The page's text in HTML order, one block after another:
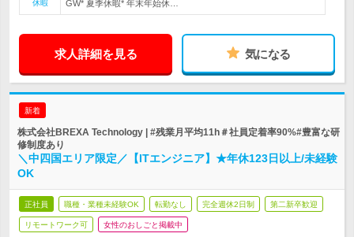
休暇
GW* 夏季休暇* 年末年始休…
求人詳細を見る 気になる
新着
株式会社BREXA Technology | #残業月平均11h＃社員定着率90%#豊富な研
修制度あり
＼中四国エリア限定／【ITエンジニア】★年休123日以上/未経験
OK
正社員 職種・業種未経験OK 転勤なし 完全週休2日制 第二新卒歓迎
リモートワーク可 女性のおしごと掲載中